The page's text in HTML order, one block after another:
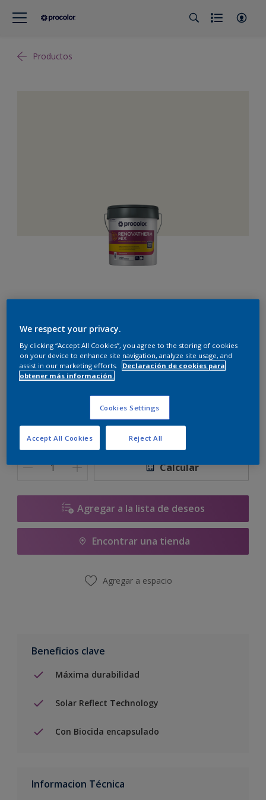
Productos
Renovatherm Mix
GN.03.86
Cambiar de color
15 L
Cantidad Calculadora de pintura
Calcular
Agregar a la lista de deseos
Encontrar una tienda
Agregar a espacio
Beneficios clave
Máxima durabilidad
Solar Reflect Technology
Con Biocida encapsulado
Informacion Técnica
We respect your privacy.
By clicking “Accept All Cookies”, you agree to the storing of cookies
on your device to enhance site navigation, analyze site usage, and
assist in our marketing efforts.
Declaración de cookies para
obtener más información.
Cookies Settings
Reject All
Accept All Cookies